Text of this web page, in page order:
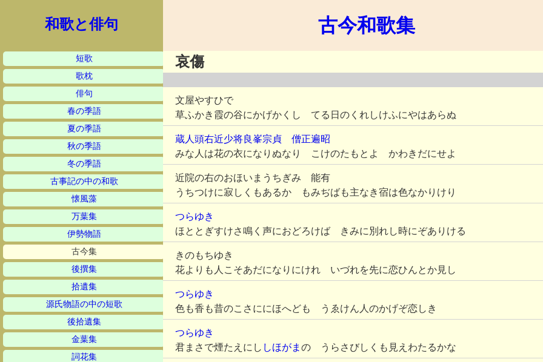
和歌と俳句
短歌
歌枕
俳句
春の季語
夏の季語
秋の季語
冬の季語
古事記の中の和歌
懐風藻
万葉集
伊勢物語
古今集
後撰集
拾遺集
源氏物語の中の短歌
後拾遺集
金葉集
詞花集
古今和歌集
哀傷
文屋やすひで
草ふかき霞の谷にかげかくし てる日のくれしけふにやはあらぬ
蔵人頭右近少将良峯宗貞 僧正遍昭
みな人は花の衣になりぬなり こけのたもとよ かわきだにせよ
近院の右のおほいまうちぎみ 能有
うちつけに寂しくもあるか もみぢばも主なき宿は色なかりけり
つらゆき
ほととぎすけさ鳴く声におどろけば きみに別れし時にぞありける
きのもちゆき
花よりも人こそあだになりにけれ いづれを先に恋ひんとか見し
つらゆき
色も香も昔のこさににほへども うゑけん人のかげぞ恋しき
つらゆき
君まさで煙たえにし しほがま の うらさびしくも見えわたるかな